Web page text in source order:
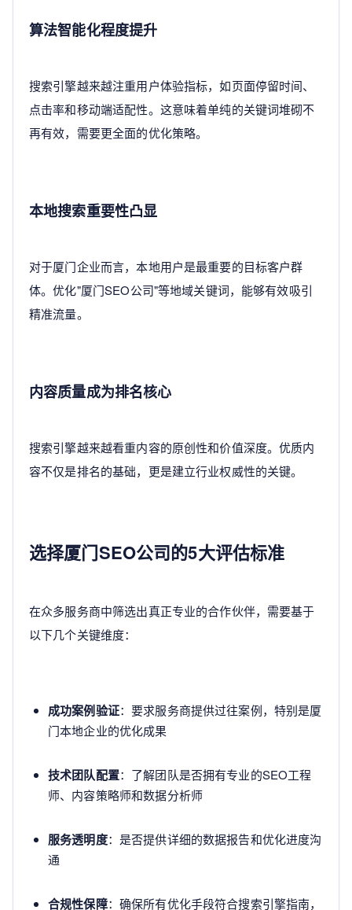
算法智能化程度提升
搜索引擎越来越注重用户体验指标，如页面停留时间、
点击率和移动端适配性。这意味着单纯的关键词堆砌不
再有效，需要更全面的优化策略。
本地搜索重要性凸显
对于厦门企业而言，本地用户是最重要的目标客户群
体。优化"厦门SEO公司"等地域关键词，能够有效吸引
精准流量。
内容质量成为排名核心
搜索引擎越来越看重内容的原创性和价值深度。优质内
容不仅是排名的基础，更是建立行业权威性的关键。
选择厦门SEO公司的5大评估标准
在众多服务商中筛选出真正专业的合作伙伴，需要基于
以下几个关键维度：
成功案例验证：要求服务商提供过往案例，特别是厦
门本地企业的优化成果
技术团队配置：了解团队是否拥有专业的SEO工程
师、内容策略师和数据分析师
服务透明度：是否提供详细的数据报告和优化进度沟
通
合规性保障：确保所有优化手段符合搜索引擎指南，